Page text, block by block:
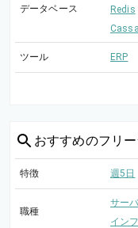
データベース
Redis
ツール ERP
おすすめのフリ
特徴 週5日
職種
サー
イン